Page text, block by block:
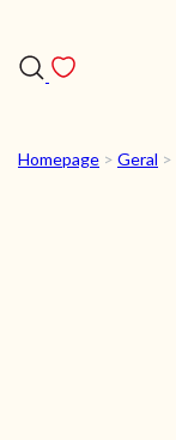
Homepage > Geral >